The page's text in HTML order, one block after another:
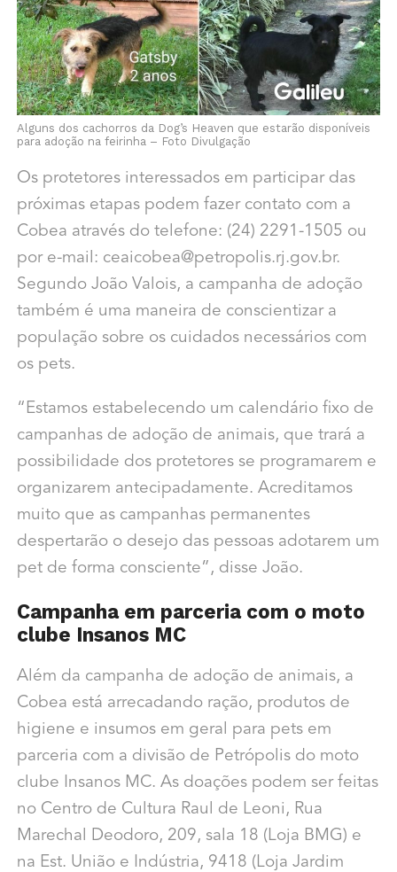
Alguns dos cachorros da Dog’s Heaven que estarão disponíveis
para adoção na feirinha – Foto Divulgação
Os protetores interessados em participar das
próximas etapas podem fazer contato com a
Cobea através do telefone: (24) 2291-1505 ou
por e-mail: ceaicobea@petropolis.rj.gov.br.
Segundo João Valois, a campanha de adoção
também é uma maneira de conscientizar a
população sobre os cuidados necessários com
os pets.
“Estamos estabelecendo um calendário fixo de
campanhas de adoção de animais, que trará a
possibilidade dos protetores se programarem e
organizarem antecipadamente. Acreditamos
muito que as campanhas permanentes
despertarão o desejo das pessoas adotarem um
pet de forma consciente”, disse João.
Campanha em parceria com o moto
clube Insanos MC
Além da campanha de adoção de animais, a
Cobea está arrecadando ração, produtos de
higiene e insumos em geral para pets em
parceria com a divisão de Petrópolis do moto
clube Insanos MC. As doações podem ser feitas
no Centro de Cultura Raul de Leoni, Rua
Marechal Deodoro, 209, sala 18 (Loja BMG) e
na Est. União e Indústria, 9418 (Loja Jardim